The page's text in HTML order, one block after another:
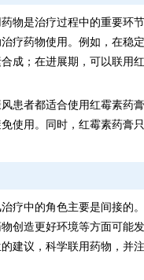
物是治疗过程中的重要环
疗药物使用。例如，在稳
成；在进展期，可以联用
患者都适合使用红霉素药
使用。同时，红霉素药膏
疗中的角色主要是间接的
创造更好环境等方面可能
建议，科学联用药物，并